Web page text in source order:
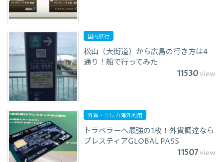
国内旅行
松山（大街道）から広島の行き方は4
通り！船で行ってみた
11530view
外貨・クレカ海外利用
トラベラーへ最強の1枚！外貨調達なら
プレスティアGLOBAL PASS
11507view